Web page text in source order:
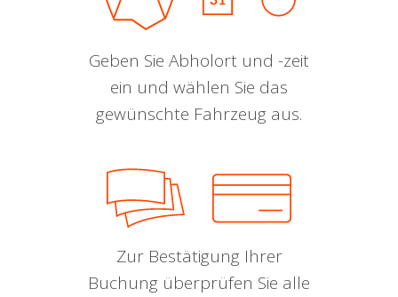
Geben Sie Abholort und -zeit
ein und wählen Sie das
gewünschte Fahrzeug aus.
Zur Bestätigung Ihrer
Buchung überprüfen Sie alle